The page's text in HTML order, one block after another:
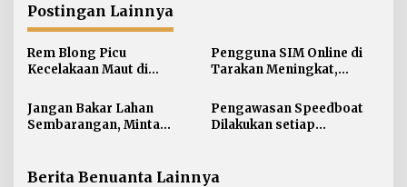
a
s
i
p
o
s
Postingan Lainnya
Rem Blong Picu
Kecelakaan Maut di
Pengendara Meregang
Nyawa
Pengguna SIM Online di
Tarakan Meningkat,
Paling Banyak
Jangan Bakar Lahan
Sembarangan, Minta
Pengawasan Speedboat
Dilakukan setiap
Berita Benuanta Lainnya